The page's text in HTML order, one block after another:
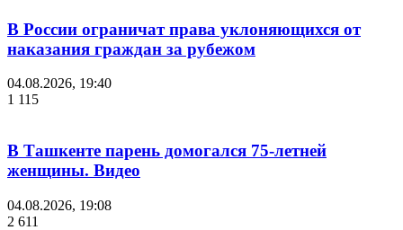
В России ограничат права уклоняющихся от
наказания граждан за рубежом
04.08.2026, 19:40
1 115
В Ташкенте парень домогался 75-летней
женщины. Видео
04.08.2026, 19:08
2 611